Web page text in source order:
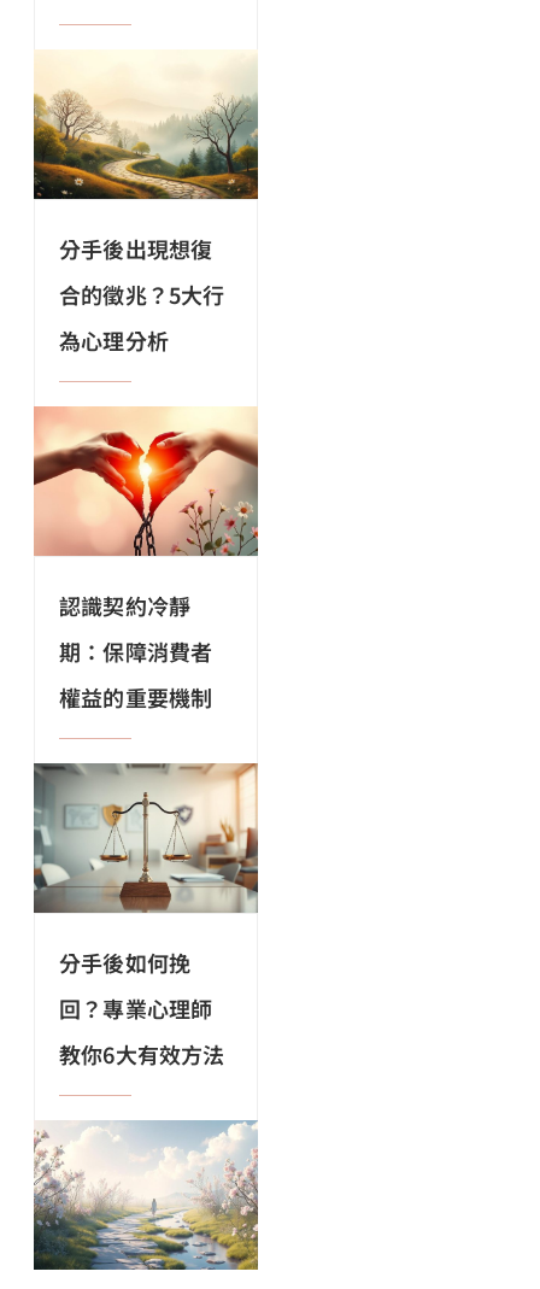
分手後出現想復
合的徵兆？5大行
為心理分析
認識契約冷靜
期：保障消費者
權益的重要機制
分手後如何挽
回？專業心理師
教你6大有效方法